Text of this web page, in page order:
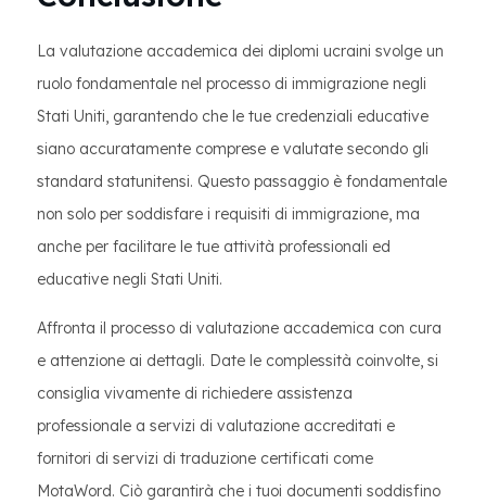
La valutazione accademica dei diplomi ucraini svolge un
ruolo fondamentale nel processo di immigrazione negli
Stati Uniti, garantendo che le tue credenziali educative
siano accuratamente comprese e valutate secondo gli
standard statunitensi. Questo passaggio è fondamentale
non solo per soddisfare i requisiti di immigrazione, ma
anche per facilitare le tue attività professionali ed
educative negli Stati Uniti.
Affronta il processo di valutazione accademica con cura
e attenzione ai dettagli. Date le complessità coinvolte, si
consiglia vivamente di richiedere assistenza
professionale a servizi di valutazione accreditati e
fornitori di servizi di traduzione certificati come
MotaWord. Ciò garantirà che i tuoi documenti soddisfino